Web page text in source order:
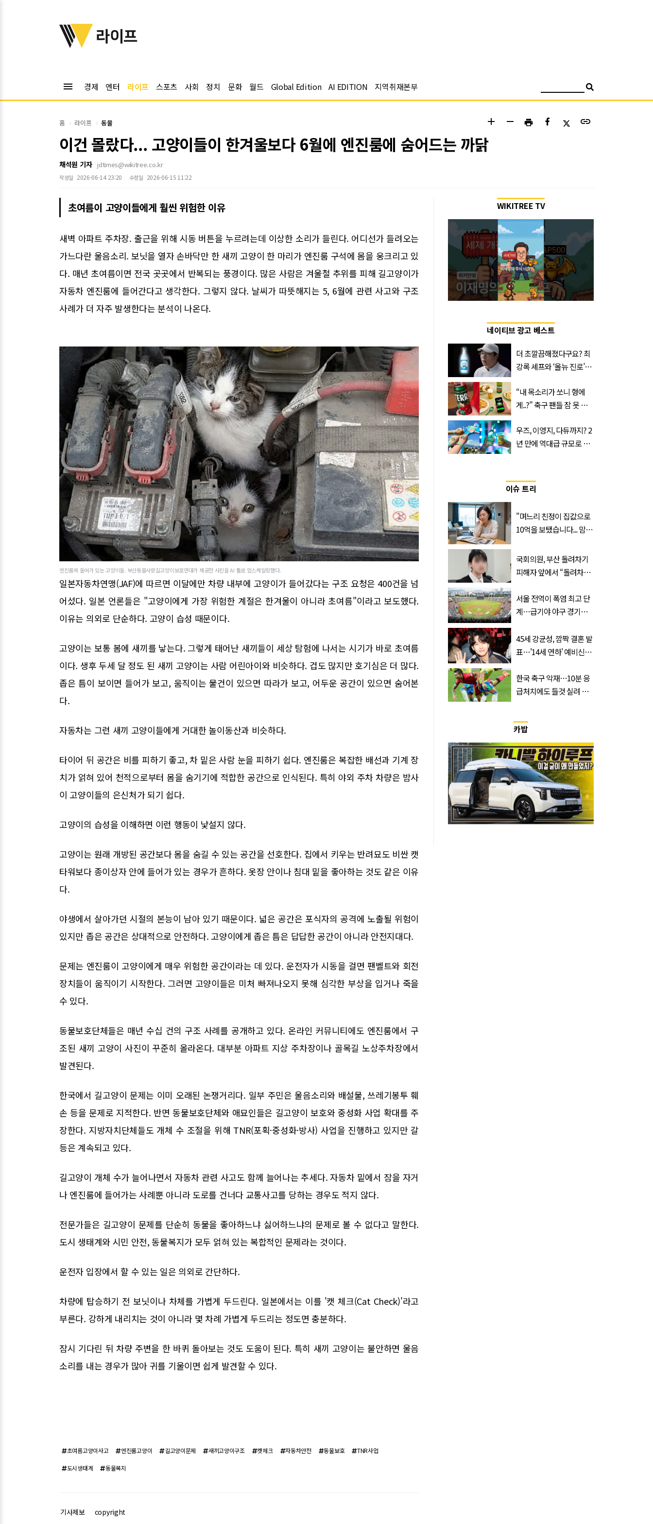
위키트리
라이프
menu 경제 엔터 라이프 스포츠 사회 정치 문화 월드 Global Edition AI EDITION 지역취재본부
홈 라이프 동물 add remove print link
이건 몰랐다... 고양이들이 한겨울보다 6월에 엔진룸에 숨어드는 까닭
채석원 기자 jdtimes@wikitree.co.kr
작성일 2026-06-14 23:20 수정일 2026-06-15 11:22
초여름이 고양이들에게 훨씬 위험한 이유
새벽 아파트 주차장. 출근을 위해 시동 버튼을 누르려는데 이상한 소리가 들린다. 어디선가 들려오는
가느다란 울음소리. 보닛을 열자 손바닥만 한 새끼 고양이 한 마리가 엔진룸 구석에 몸을 웅크리고 있
다. 매년 초여름이면 전국 곳곳에서 반복되는 풍경이다. 많은 사람은 겨울철 추위를 피해 길고양이가
자동차 엔진룸에 들어간다고 생각한다. 그렇지 않다. 날씨가 따뜻해지는 5, 6월에 관련 사고와 구조
사례가 더 자주 발생한다는 분석이 나온다.
엔진룸에 들어가 있는 고양이들. 부산동물사랑길고양이보호연대가 제공한 사진을 AI 툴로 업스케일링했다.
일본자동차연맹(JAF)에 따르면 이달에만 차량 내부에 고양이가 들어갔다는 구조 요청은 400건을 넘
어섰다. 일본 언론들은 "고양이에게 가장 위험한 계절은 한겨울이 아니라 초여름"이라고 보도했다.
이유는 의외로 단순하다. 고양이 습성 때문이다.
고양이는 보통 봄에 새끼를 낳는다. 그렇게 태어난 새끼들이 세상 탐험에 나서는 시기가 바로 초여름
이다. 생후 두세 달 정도 된 새끼 고양이는 사람 어린아이와 비슷하다. 겁도 많지만 호기심은 더 많다.
좁은 틈이 보이면 들어가 보고, 움직이는 물건이 있으면 따라가 보고, 어두운 공간이 있으면 숨어본
다.
자동차는 그런 새끼 고양이들에게 거대한 놀이동산과 비슷하다.
타이어 뒤 공간은 비를 피하기 좋고, 차 밑은 사람 눈을 피하기 쉽다. 엔진룸은 복잡한 배선과 기계 장
치가 얽혀 있어 천적으로부터 몸을 숨기기에 적합한 공간으로 인식된다. 특히 야외 주차 차량은 밤사
이 고양이들의 은신처가 되기 쉽다.
고양이의 습성을 이해하면 이런 행동이 낯설지 않다.
고양이는 원래 개방된 공간보다 몸을 숨길 수 있는 공간을 선호한다. 집에서 키우는 반려묘도 비싼 캣
타워보다 종이상자 안에 들어가 있는 경우가 흔하다. 옷장 안이나 침대 밑을 좋아하는 것도 같은 이유
다.
야생에서 살아가던 시절의 본능이 남아 있기 때문이다. 넓은 공간은 포식자의 공격에 노출될 위험이
있지만 좁은 공간은 상대적으로 안전하다. 고양이에게 좁은 틈은 답답한 공간이 아니라 안전지대다.
문제는 엔진룸이 고양이에게 매우 위험한 공간이라는 데 있다. 운전자가 시동을 걸면 팬벨트와 회전
장치들이 움직이기 시작한다. 그러면 고양이들은 미처 빠져나오지 못해 심각한 부상을 입거나 죽을
수 있다.
동물보호단체들은 매년 수십 건의 구조 사례를 공개하고 있다. 온라인 커뮤니티에도 엔진룸에서 구
조된 새끼 고양이 사진이 꾸준히 올라온다. 대부분 아파트 지상 주차장이나 골목길 노상주차장에서
발견된다.
한국에서 길고양이 문제는 이미 오래된 논쟁거리다. 일부 주민은 울음소리와 배설물, 쓰레기봉투 훼
손 등을 문제로 지적한다. 반면 동물보호단체와 애묘인들은 길고양이 보호와 중성화 사업 확대를 주
장한다. 지방자치단체들도 개체 수 조절을 위해 TNR(포획·중성화·방사) 사업을 진행하고 있지만 갈
등은 계속되고 있다.
길고양이 개체 수가 늘어나면서 자동차 관련 사고도 함께 늘어나는 추세다. 자동차 밑에서 잠을 자거
나 엔진룸에 들어가는 사례뿐 아니라 도로를 건너다 교통사고를 당하는 경우도 적지 않다.
전문가들은 길고양이 문제를 단순히 동물을 좋아하느냐 싫어하느냐의 문제로 볼 수 없다고 말한다.
도시 생태계와 시민 안전, 동물복지가 모두 얽혀 있는 복합적인 문제라는 것이다.
운전자 입장에서 할 수 있는 일은 의외로 간단하다.
차량에 탑승하기 전 보닛이나 차체를 가볍게 두드린다. 일본에서는 이를 '캣 체크(Cat Check)'라고
부른다. 강하게 내리치는 것이 아니라 몇 차례 가볍게 두드리는 정도면 충분하다.
잠시 기다린 뒤 차량 주변을 한 바퀴 돌아보는 것도 도움이 된다. 특히 새끼 고양이는 불안하면 울음
소리를 내는 경우가 많아 귀를 기울이면 쉽게 발견할 수 있다.
초여름고양이사고 엔진룸고양이 길고양이문제 새끼고양이구조 캣체크 자동차안전 동물보호 TNR사업
도시생태계 동물복지
기사제보 copyright
WIKITREE TV
네이티브 광고 베스트
더 초깔끔해졌다구요? 최
강록 셰프와 ‘올뉴 진로’의
“내 목소리가 쏘니 형에
게..?” 축구 팬들 잠 못 들
트
우즈, 이영지, 다듀까지? 2
년 만에 역대급 규모로 돌
이슈 트리
"며느리 친정이 집값으로
10억을 보탰습니다... 맘이
국회의원, 부산 돌려차기
피해자 앞에서 “돌려차기
서울 전역이 폭염 최고 단
계…급기야 야구 경기까
45세 강균성, 깜짝 결혼 발
표…'14세 연하' 예비신부
한국 축구 악재…10분 응
급처치에도 들것 실려 이
카밥